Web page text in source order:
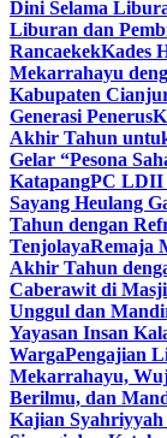
Dini Selama
Liburan dan
RancaekekKades
Mekarrahayu
Kabupaten
Generasi Penerus
Akhir Tahun
Gelar “Pesona
KatapangPC LDII
Sayang Heulang
Tahun dengan
TenjolayaRemaja
Akhir Tahun
Caberawit di
Unggul dan
Yayasan Insan
WargaPengajian
Mekarrahayu,
Berilmu, dan
Kajian